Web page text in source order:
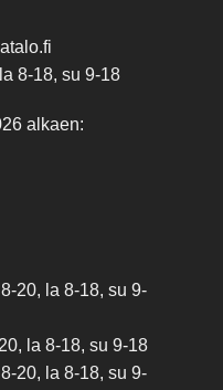
8-18, su 9-18
alkaen:
20, la 8-18, su 9-
la 8-18, su 9-18
20, la 8-18, su 9-